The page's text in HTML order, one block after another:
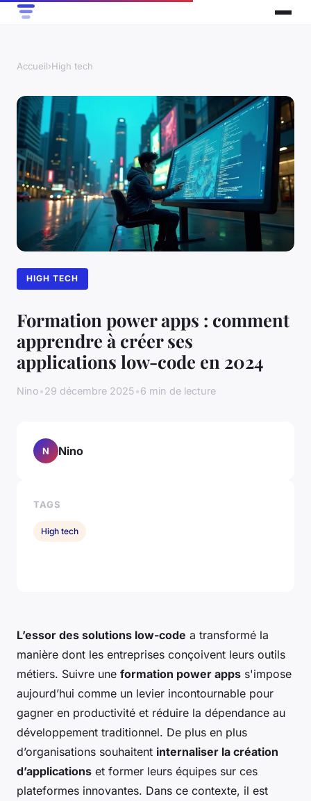
Accueil›High tech
HIGH TECH
Formation power apps : comment
apprendre à créer ses
applications low-code en 2024
Nino•29 décembre 2025•6 min de lecture
L’essor des solutions low-code a transformé la
manière dont les entreprises conçoivent leurs outils
métiers. Suivre une formation power apps s'impose
aujourd’hui comme un levier incontournable pour
gagner en productivité et réduire la dépendance au
développement traditionnel. De plus en plus
d’organisations souhaitent internaliser la création
d’applications et former leurs équipes sur ces
plateformes innovantes. Dans ce contexte, il est
N Nino
TAGS
High tech